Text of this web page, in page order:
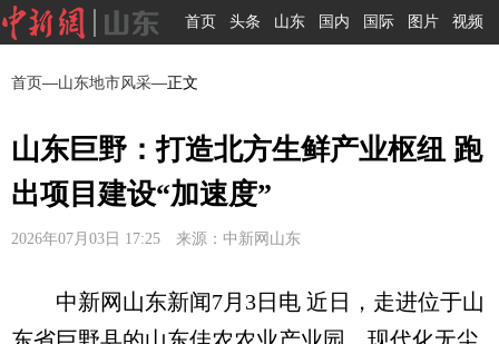
首页 头条 山东 国内 国际 图片 视频
首页—山东地市风采—正文
山东巨野：打造北方生鲜产业枢纽 跑
出项目建设“加速度”
2026年07月03日 17:25 来源：中新网山东
中新网山东新闻7月3日电 近日，走进位于山